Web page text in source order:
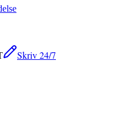
Skriv 24/7